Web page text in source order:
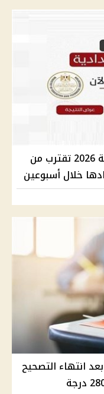
نتيجة الشهادة الإعدادية بالقليوبية 2026 تقترب من
خلال أسبوعين
نتيجة الصف الثالث الإعدادي 2026 بعد انتهاء التصحيح